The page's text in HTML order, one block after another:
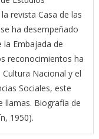
revista Casa de las
ha desempeñado
Embajada de
reconocimientos ha
Nacional y el
Sociales, este
llamas. Biografía de
1950).